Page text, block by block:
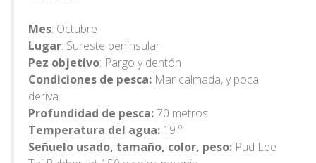
Mes: Octubre
Lugar: Sureste peninsular
Pez objetivo: Pargo y dentón
Condiciones de pesca: Mar calmada, y poca
deriva.
Profundidad de pesca:70 metros
Temperatura del agua: 19 º
Señuelo usado, tamaño, color, peso: Pud Lee